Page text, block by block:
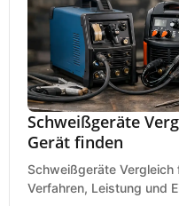
Schweißgeräte
Gerät finden
Schweißgeräte
Verfahren, Leistung und